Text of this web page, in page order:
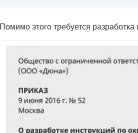
Помимо этого требуется